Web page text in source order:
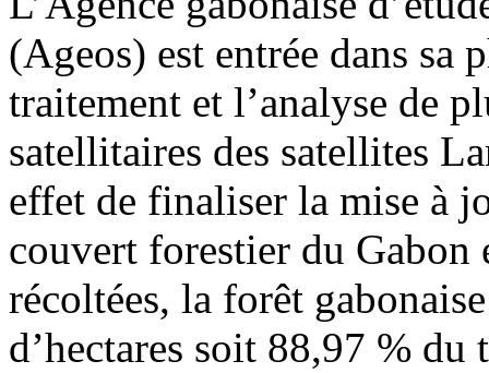
(Ageos) est entrée dans sa
traitement et l’analyse de
satellitaires des satellites
effet de finaliser la mise à
couvert forestier du Gabon
récoltées, la forêt
d’hectares soit 88,97 %